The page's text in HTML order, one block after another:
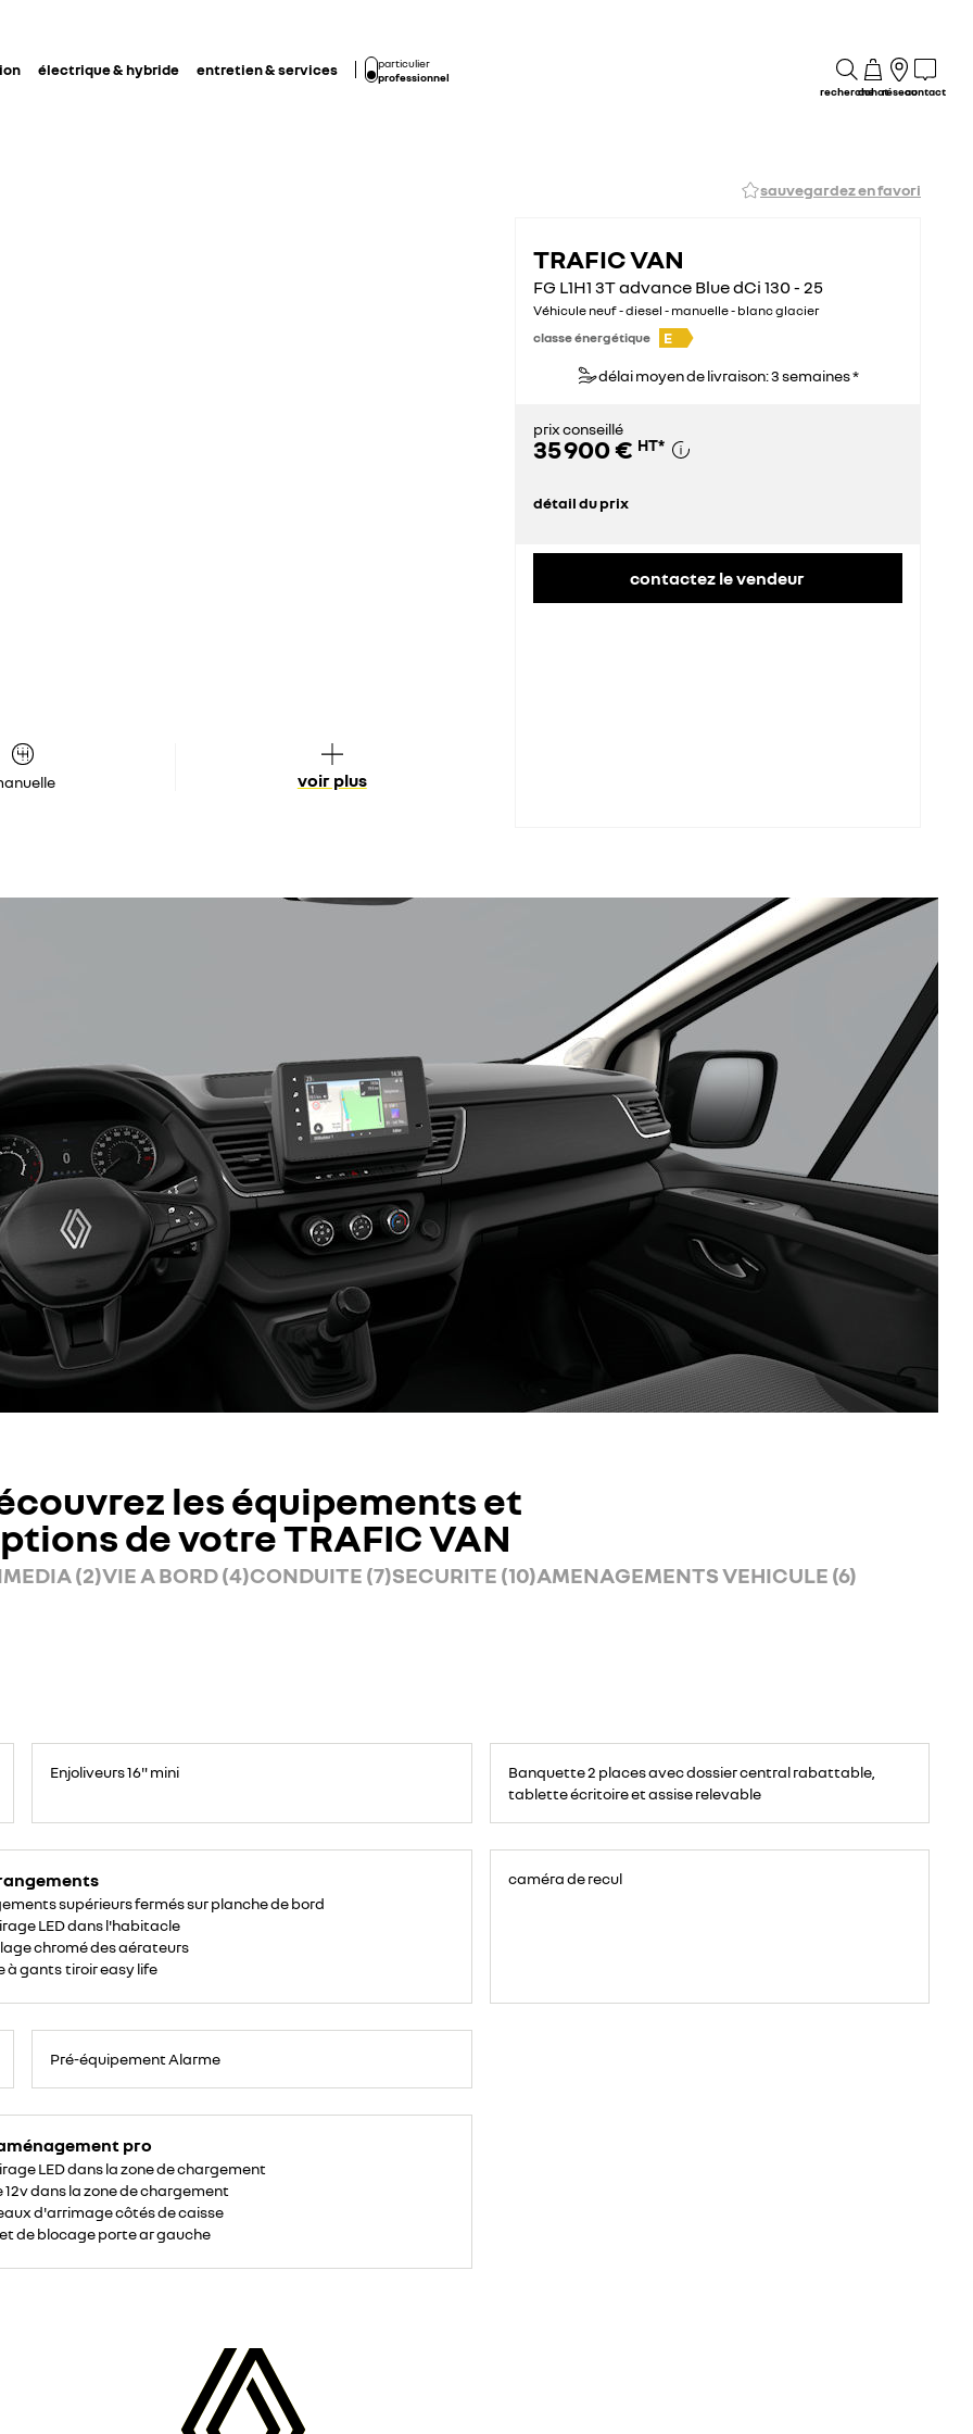
électrique & hybride entretien & services
particulier
professionnel
rechercheachatréseaucontact
sauvegardez en favori
voir plus
TRAFIC VAN
FG L1H1 3T advance Blue dCi 130 - 25
Véhicule neuf - diesel - manuelle - blanc glacier
classe énergétique
E
délai moyen de livraison: 3 semaines *
prix conseillé
35 900 € HT*
détail du prix
contactez le vendeur
les équipements et
de votre TRAFIC VAN
(2)VIE A BORD (4)CONDUITE (7)SECURITE (10)AMENAGEMENTS VEHICULE (6)
Enjoliveurs 16" mini
avant
places,
espace
portable,
Banquette 2 places avec dossier central rabattable,
tablette écritoire et assise relevable
supérieurs fermés sur planche de bord
LED dans l'habitacle
chromé des aérateurs
à gants tiroir easy life
caméra de recul
Pré-équipement Alarme
pro
LED dans la zone de chargement
12v dans la zone de chargement
d'arrimage côtés de caisse
de blocage porte ar gauche